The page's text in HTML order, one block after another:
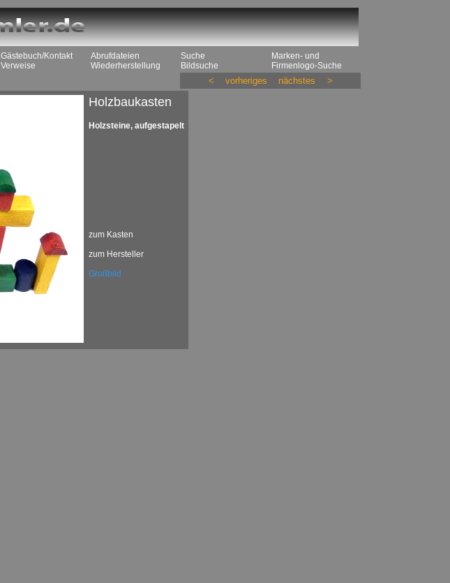
Gästebuch/Kontakt
Verweise
Abrufdateien
Wiederherstellung
Suche
Bildsuche
Marken- und
Firmenlogo-Suche
< vorheriges nächstes >
Holzbaukasten
Holzsteine, aufgestapelt
zum Kasten
zum Hersteller
Großbild